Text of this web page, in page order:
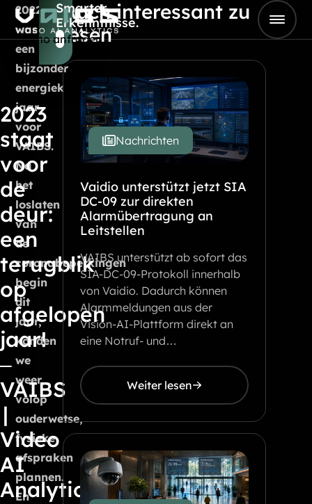
Skip to content
Go to Home
2023
staat
voor
de
deur:
een
terugblik
op
afgelopen
jaar!
–
VAIBS
|
Video
AI
Analytics
2022
was
een
bijzonder
energiek
jaar
voor
VAIBS.
Na
het
loslaten
van
de
coronabeperkingen
begin
dit
jaar,
konden
we
weer
volop
ouderwetse,
fysieke
afspraken
plannen.
En
Smarter
Erkenntnisse.
Demo anfragen
Auch interessant zu
lesen
Vaidio unterstützt jetzt SIA
DC-09 zur direkten
Alarmübertragung an
Leitstellen
VAIBS unterstützt ab sofort das
SIA-DC-09-Protokoll innerhalb
von Vaidio. Dadurch können
Alarmmeldungen aus der
Vision-AI-Plattform direkt an
eine Notruf- und…
Weiter lesen
Nachrichten